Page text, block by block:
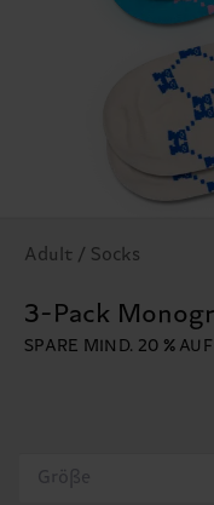
Adult / Socks
3-Pack
SPARE MIND. 20 %
Größe